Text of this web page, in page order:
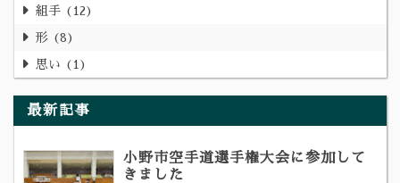
組手 12
形 8
思い 1
最新記事
小野市空手道選手権大会に参加して
きました